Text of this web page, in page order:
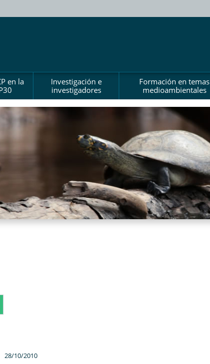
en la
Investigación e
investigadores
Formación en temas
medioambientales
28/10/2010